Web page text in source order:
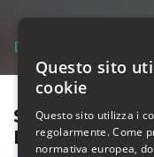
STABAT
PERGOLESI
Questo sito
cookie
Questo sito utilizza i
regolarmente. Come
normativa europea,